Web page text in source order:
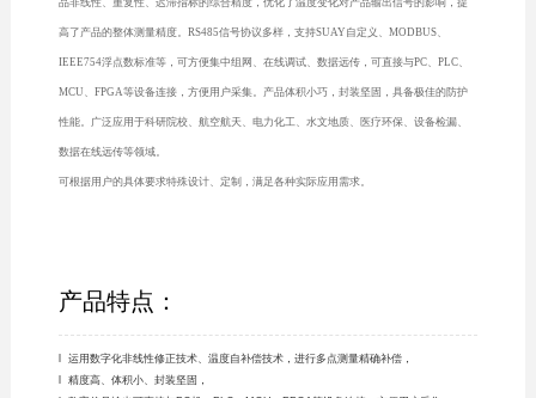
品非线性、重复性、迟滞指标的综合精度，优化了温度变化对产品输出信号的影响，提
高了产品的整体测量精度。RS485信号协议多样，支持SUAY自定义、MODBUS、
IEEE754浮点数标准等，可方便集中组网、在线调试、数据远传，可直接与PC、PLC、
MCU、FPGA等设备连接，方便用户采集。产品体积小巧，封装坚固，具备极佳的防护
性能。广泛应用于科研院校、航空航天、电力化工、水文地质、医疗环保、设备检漏、
数据在线远传等领域。
可根据用户的具体要求特殊设计、定制，满足各种实际应用需求。
产品特点：
l 运用数字化非线性修正技术、温度自补偿技术，进行多点测量精确补偿，
l 精度高、体积小、封装坚固，